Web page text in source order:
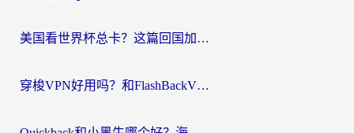
美国看世界杯总卡？这篇回国加速器指南帮你无缝刷国内资源（附苹果手机VPN设置步骤）
穿梭VPN好用吗？和FlashBackVPN对比哪个回国效果更好？